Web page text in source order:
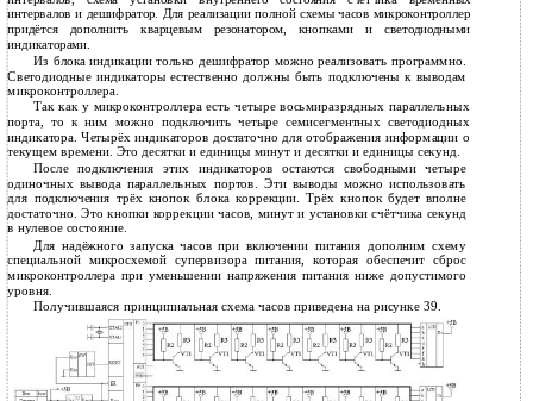
интервалов и дешифратор. Для реализации полной схемы часов микроконтроллер
придётся дополнить кварцевым резонатором, кнопками и светодиодными
индикаторами.
Из блока индикации только дешифратор можно реализовать программно.
Светодиодные индикаторы естественно должны быть подключены к выводам
микроконтроллера.
Так как у микроконтроллера есть четыре восьмиразрядных параллельных
порта, то к ним можно подключить четыре семисегментных светодиодных
индикатора. Четырёх индикаторов достаточно для отображения информации о
текущем времени. Это десятки и единицы минут и десятки и единицы секунд.
После подключения этих индикаторов остаются свободными четыре
одиночных вывода параллельных портов. Эти выводы можно использовать
для подключения трёх кнопок блока коррекции. Трёх кнопок будет вполне
достаточно. Это кнопки коррекции часов, минут и установки счётчика секунд
в нулевое состояние.
Для надёжного запуска часов при включении питания дополним схему
специальной микросхемой супервизора питания, которая обеспечит сброс
микроконтроллера при уменьшении напряжения питания ниже допустимого
уровня.
Получившаяся принципиальная схема часов приведена на рисунке 39.